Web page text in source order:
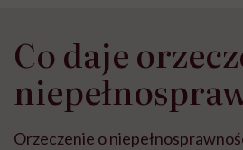
Co daje
Orzeczenie o